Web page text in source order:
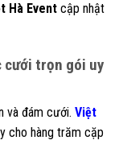
Hà Event cập nhật
cưới trọn gói uy
và đám cưới. Việt
cho hàng trăm cặp